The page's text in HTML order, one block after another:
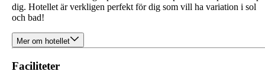
dig. Hotellet är verkligen perfekt för dig som vill ha variation i sol
och bad!
Mer om hotellet
Faciliteter